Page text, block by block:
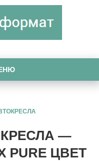
—
PURE ЦВЕТ